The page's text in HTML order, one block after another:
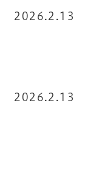
2026.2.13
2026.2.13